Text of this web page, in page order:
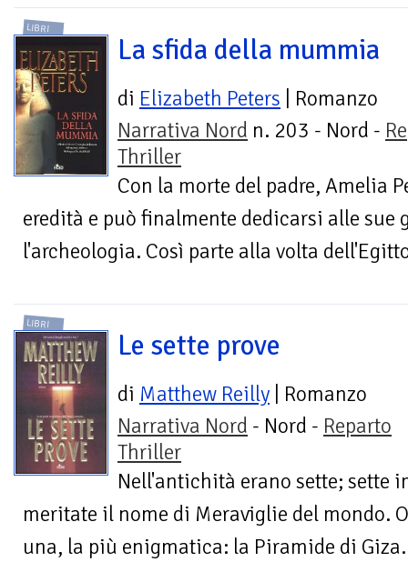
LIBRI
La sfida della mummia
di Elizabeth Peters | Romanzo
Narrativa Nord n. 203 - Nord -
Thriller
Con la morte del padre, Amelia
eredità e può finalmente dedicarsi alle sue
l'archeologia. Così parte alla volta
LIBRI
Le sette prove
di Matthew Reilly | Romanzo
Narrativa Nord - Nord - Reparto
Thriller
Nell'antichità erano sette; sette
meritate il nome di Meraviglie del mondo.
una, la più enigmatica: la Piramide di